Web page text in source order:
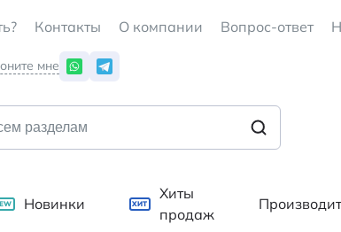
Контакты О компании Вопрос-ответ
мне
Новинки ХИТ
Хиты
продаж